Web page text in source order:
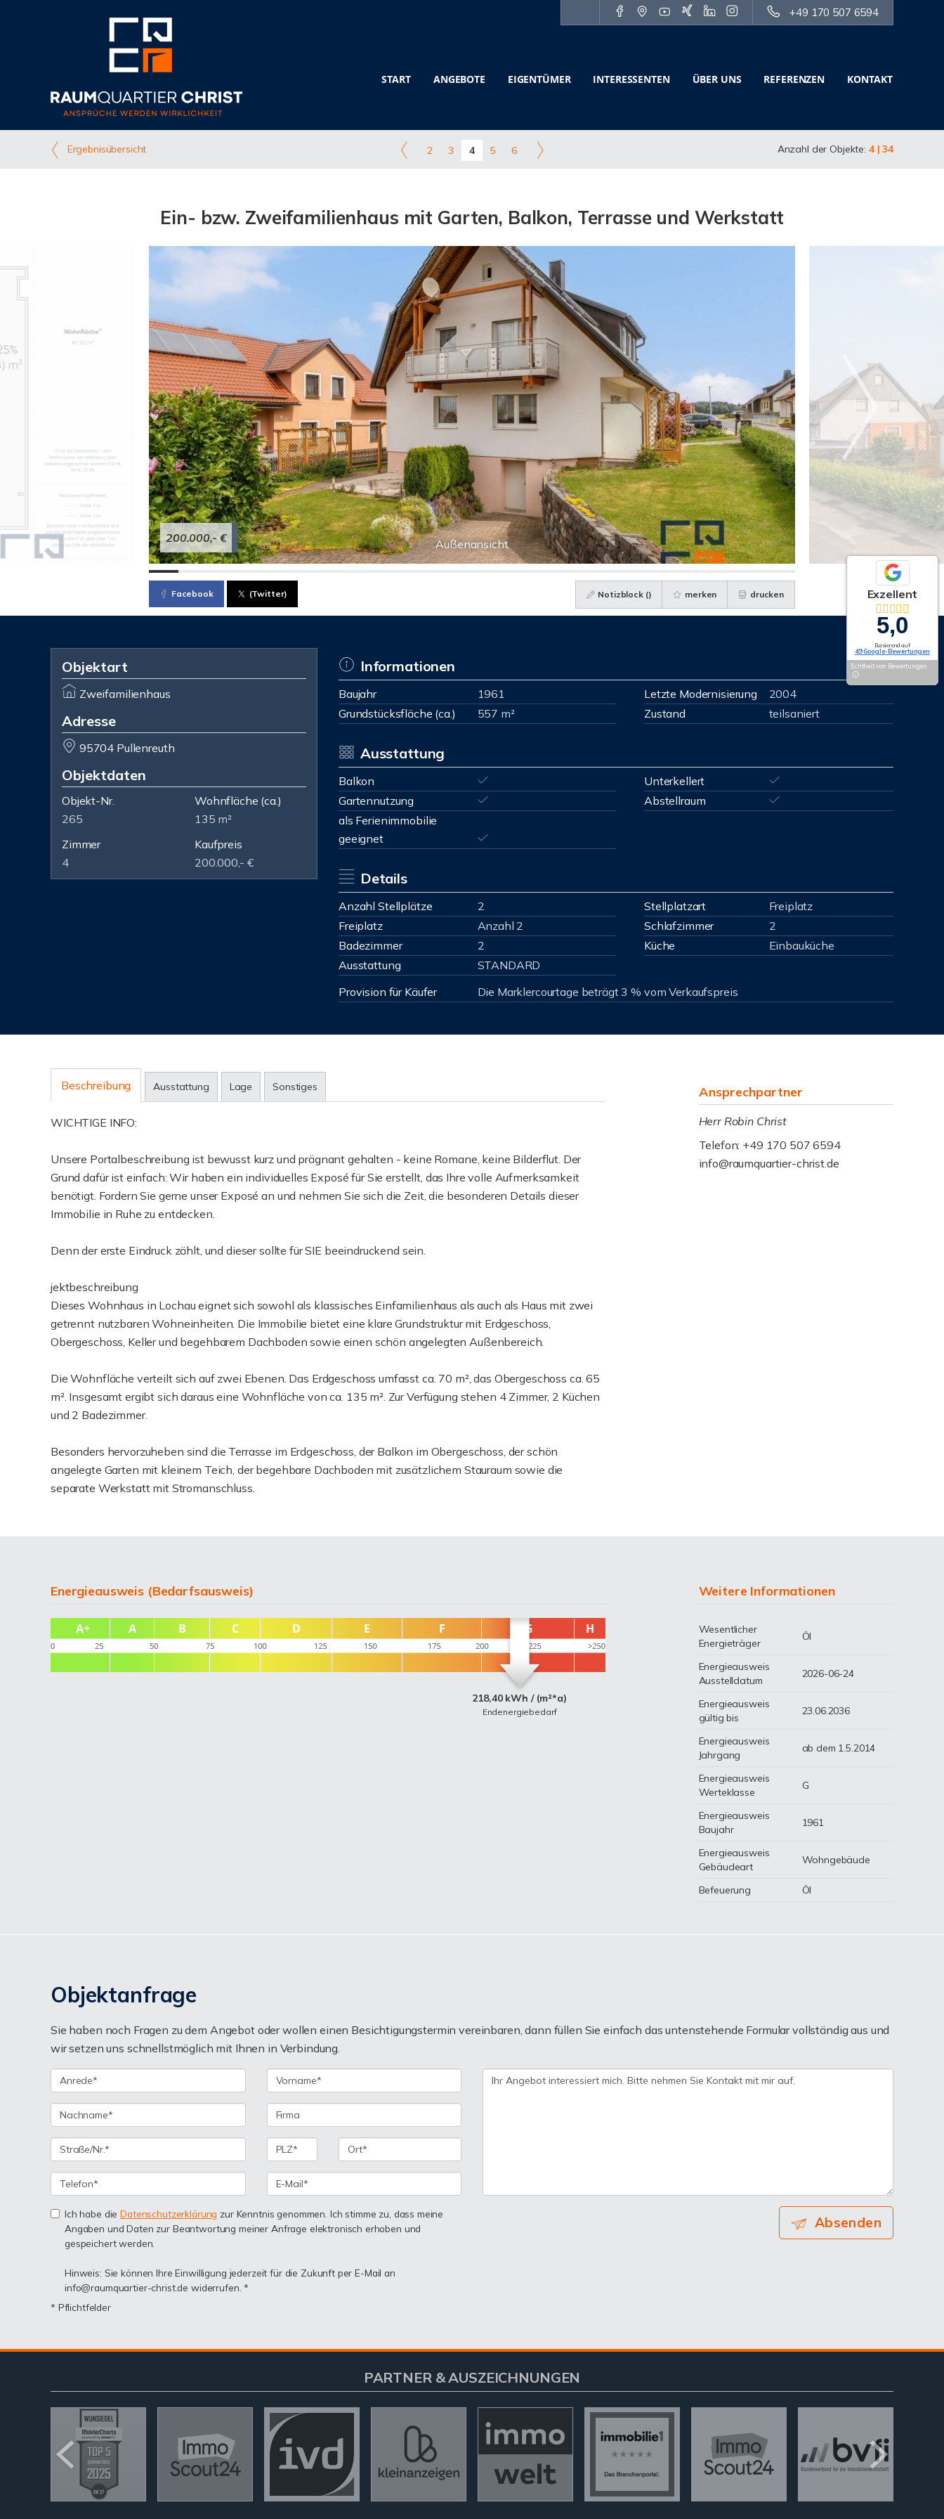
+49 170 507 6594
START ANGEBOTE EIGENTÜMER INTERESSENTEN ÜBER UNS REFERENZEN KONTAKT
Ergebnisübersicht 2 3 4 5 6 Anzahl der Objekte: 4 | 34
Ein- bzw. Zweifamilienhaus mit Garten, Balkon, Terrasse und Werkstatt
Außenansicht
200.000,- €
Facebook (Twitter) Notizblock () merken drucken
Objektart
Zweifamilienhaus
Adresse
95704 Pullenreuth
Objektdaten
Objekt-Nr.
265
Wohnfläche (ca.)
135 m²
Zimmer
4
Kaufpreis
200.000,- €
Informationen
Baujahr 1961 Letzte Modernisierung
2004
Grundstücksfläche (ca.)
557 m² Zustand teilsaniert
Ausstattung
Balkon
Unterkellert
Gartennutzung
Abstellraum
als Ferienimmobilie
geeignet
Details
Anzahl Stellplätze 2 Stellplatzart
Freiplatz
Freiplatz
Anzahl 2 Schlafzimmer
2
Badezimmer
2 Küche
Einbauküche
Ausstattung
STANDARD
Provision für Käufer
Die Marklercourtage beträgt 3 % vom Verkaufspreis
Beschreibung Ausstattung Lage Sonstiges
WICHTIGE INFO:
Unsere Portalbeschreibung ist bewusst kurz und prägnant gehalten - keine Romane, keine Bilderflut. Der
Grund dafür ist einfach: Wir haben ein individuelles Exposé für Sie erstellt, das Ihre volle Aufmerksamkeit
benötigt. Fordern Sie gerne unser Exposé an und nehmen Sie sich die Zeit, die besonderen Details dieser
Immobilie in Ruhe zu entdecken.
Denn der erste Eindruck zählt, und dieser sollte für SIE beeindruckend sein.
jektbeschreibung
Dieses Wohnhaus in Lochau eignet sich sowohl als klassisches Einfamilienhaus als auch als Haus mit zwei
getrennt nutzbaren Wohneinheiten. Die Immobilie bietet eine klare Grundstruktur mit Erdgeschoss,
Obergeschoss, Keller und begehbarem Dachboden sowie einen schön angelegten Außenbereich.
Die Wohnfläche verteilt sich auf zwei Ebenen. Das Erdgeschoss umfasst ca. 70 m², das Obergeschoss ca. 65
m². Insgesamt ergibt sich daraus eine Wohnfläche von ca. 135 m². Zur Verfügung stehen 4 Zimmer, 2 Küchen
und 2 Badezimmer.
Besonders hervorzuheben sind die Terrasse im Erdgeschoss, der Balkon im Obergeschoss, der schön
angelegte Garten mit kleinem Teich, der begehbare Dachboden mit zusätzlichem Stauraum sowie die
separate Werkstatt mit Stromanschluss.
Ansprechpartner
Herr Robin Christ
Telefon: +49 170 507 6594
info@raumquartier-christ.de
Energieausweis (Bedarfsausweis)
218,40 kWh / (m²*a)
Endenergiebedarf
Weitere Informationen
Wesentlicher
Energieträger
Öl
Energieausweis
Ausstelldatum
2026-06-24
Energieausweis
gültig bis
23.06.2036
Energieausweis
Jahrgang
ab dem 1.5.2014
Energieausweis
Werteklasse
G
Energieausweis
Baujahr
1961
Energieausweis
Gebäudeart
Wohngebäude
Befeuerung Öl
Objektanfrage
Sie haben noch Fragen zu dem Angebot oder wollen einen Besichtigungstermin vereinbaren, dann füllen Sie einfach das untenstehende Formular vollständig aus und
wir setzen uns schnellstmöglich mit Ihnen in Verbindung.
Ich habe dieDatenschutzerklärung zur Kenntnis genommen. Ich stimme zu, dass meine
Angaben und Daten zur Beantwortung meiner Anfrage elektronisch erhoben und
gespeichert werden.
Hinweis: Sie können Ihre Einwilligung jederzeit für die Zukunft per E-Mail an
info@raumquartier-christ.de widerrufen. *
* Pflichtfelder
Absenden
Exzellent
5,0
Basierend auf
49 Google-Bewertungen
Echtheit von Bewertungen
PARTNER & AUSZEICHNUNGEN